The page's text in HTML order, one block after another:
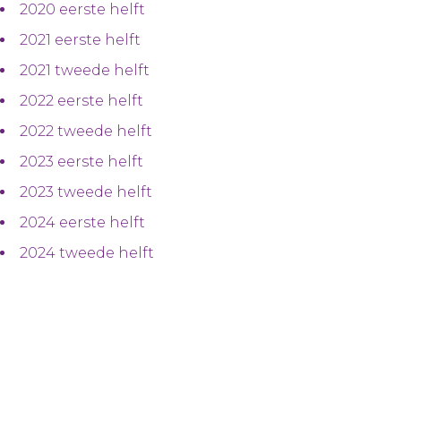
2020 eerste helft
2021 eerste helft
2021 tweede helft
2022 eerste helft
2022 tweede helft
2023 eerste helft
2023 tweede helft
2024 eerste helft
2024 tweede helft